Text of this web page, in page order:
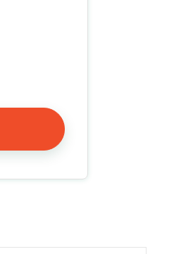
するには
す
会員登録